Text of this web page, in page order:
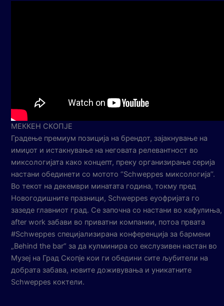
МЕККЕН СКОПЈЕ
Градење премиум позиција на брендот, зајакнување на
имиџот и истакнување на неговата релевантност во
миксологијата како концепт, преку организирање серија
настани обединети со мотото ‘’Schweppes миксологија’’.
Во текот на декември минатата година, токму пред
Новогодишните празници, Schweppes еуофријата го
зазеде главниот град. Се започна со настани во кафулиња,
after work забави во приватни компании, потоа првата
#Schweppes специјализирана конференција за бармени
„Behind the bar“ за да кулминира со екслузивен настан во
Музеј на Град Скопје кои ги обедини сите љубители на
добрата забава, новите доживувања и уникатните
Schweppes коктели.